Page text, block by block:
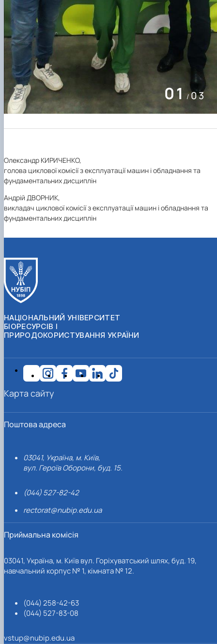
01 / 03
Олександр КИРИЧЕНКО,
голова циклової комісії з експлуатації машин і обладнання та
фундаментальних дисциплін
Андрій ДВОРНИК,
викладач циклової комісії з експлуатації машин і обладнання та
фундаментальних дисциплін
НАЦІОНАЛЬНИЙ УНІВЕРСИТЕТ
БІОРЕСУРСІВ І
ПРИРОДОКОРИСТУВАННЯ УКРАЇНИ
Поштова адреса
03041, Україна, м. Київ,
вул. Героїв Оборони, буд. 15.
(044) 527-82-42
rectorat@nubip.edu.ua
Приймальна комісія
03041, Україна, м. Київ вул. Горіхуватський шлях, буд. 19,
навчальний корпус № 1, кімната № 12.
(044) 258-42-63
(044) 527-83-08
vstup@nubip.edu.ua
Карта сайту